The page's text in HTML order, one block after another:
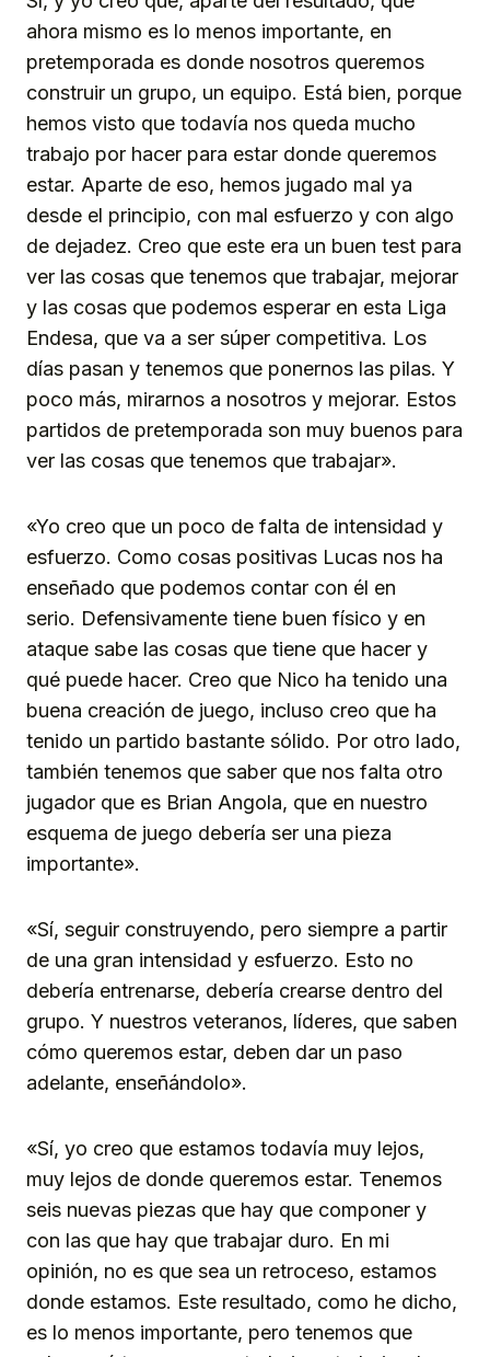
ahora mismo es lo menos importante, en
pretemporada es donde nosotros queremos
construir un grupo, un equipo. Está bien, porque
hemos visto que todavía nos queda mucho
trabajo por hacer para estar donde queremos
estar. Aparte de eso, hemos jugado mal ya
desde el principio, con mal esfuerzo y con algo
de dejadez. Creo que este era un buen test para
ver las cosas que tenemos que trabajar, mejorar
y las cosas que podemos esperar en esta Liga
Endesa, que va a ser súper competitiva. Los
días pasan y tenemos que ponernos las pilas. Y
poco más, mirarnos a nosotros y mejorar. Estos
partidos de pretemporada son muy buenos para
ver las cosas que tenemos que trabajar».
«Yo creo que un poco de falta de intensidad y
esfuerzo. Como cosas positivas Lucas nos ha
enseñado que podemos contar con él en
serio. Defensivamente tiene buen físico y en
ataque sabe las cosas que tiene que hacer y
qué puede hacer. Creo que Nico ha tenido una
buena creación de juego, incluso creo que ha
tenido un partido bastante sólido. Por otro lado,
también tenemos que saber que nos falta otro
jugador que es Brian Angola, que en nuestro
esquema de juego debería ser una pieza
importante».
«Sí, seguir construyendo, pero siempre a partir
de una gran intensidad y esfuerzo. Esto no
debería entrenarse, debería crearse dentro del
grupo. Y nuestros veteranos, líderes, que saben
cómo queremos estar, deben dar un paso
adelante, enseñándolo».
«Sí, yo creo que estamos todavía muy lejos,
muy lejos de donde queremos estar. Tenemos
seis nuevas piezas que hay que componer y
con las que hay que trabajar duro. En mi
opinión, no es que sea un retroceso, estamos
donde estamos. Este resultado, como he dicho,
es lo menos importante, pero tenemos que